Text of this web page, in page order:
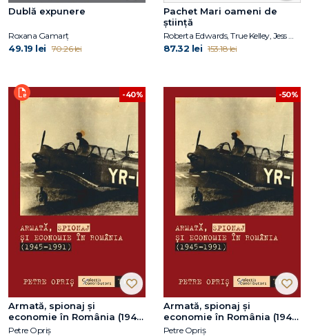
Dublă expunere
Roxana Gamarţ
49.19 lei 70.26 lei
Pachet Mari oameni de
știință
Roberta Edwards, True Kelley, Jess M. Brallier, Robert Andrew Parker, Kirsten Anderson, Deborah Hopkinson, Janet B. Pascal, Tim Foley
87.32 lei 153.18 lei
-40%
Armată, spionaj și
economie în România (1945-
1991)
Petre Opriș
-50%
Armată, spionaj și
economie în România (1945-
1991)
Petre Opriș